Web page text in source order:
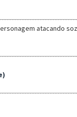
atacando